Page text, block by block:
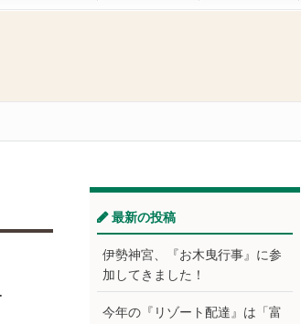
最新の投稿
伊勢神宮、『お木曳行事』に参
加してきました！
今年の『リゾート配達』は「富